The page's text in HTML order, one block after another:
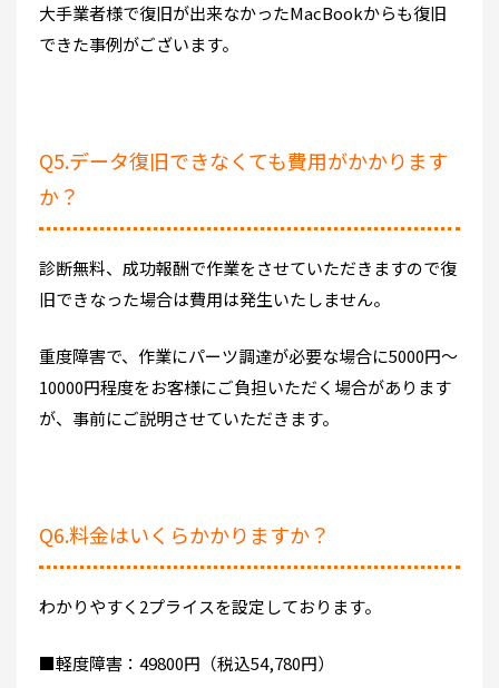
大手業者様で復旧が出来なかったMacBookからも復旧
できた事例がございます。
Q5.データ復旧できなくても費用がかかります
か？
診断無料、成功報酬で作業をさせていただきますので復
旧できなった場合は費用は発生いたしません。
重度障害で、作業にパーツ調達が必要な場合に5000円～
10000円程度をお客様にご負担いただく場合があります
が、事前にご説明させていただきます。
Q6.料金はいくらかかりますか？
わかりやすく2プライスを設定しております。
■軽度障害：49800円（税込54,780円）